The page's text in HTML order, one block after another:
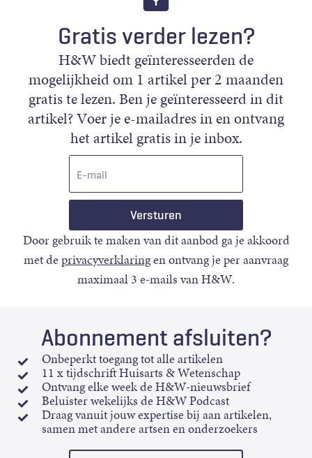
Gratis verder lezen?
H&W biedt geïnteresseerden de
mogelijkheid om 1 artikel per 2 maanden
gratis te lezen. Ben je geïnteresseerd in dit
artikel? Voer je e-mailadres in en ontvang
het artikel gratis in je inbox.
Door gebruik te maken van dit aanbod ga je akkoord
met deprivacyverklaringen ontvang je per aanvraag
maximaal 3 e-mails van H&W.
Abonnement afsluiten?
Onbeperkt toegang tot alle artikelen
11 x tijdschrift Huisarts & Wetenschap
Ontvang elke week de H&W-nieuwsbrief
Beluister wekelijks de H&W Podcast
Draag vanuit jouw expertise bij aan artikelen,
samen met andere artsen en onderzoekers